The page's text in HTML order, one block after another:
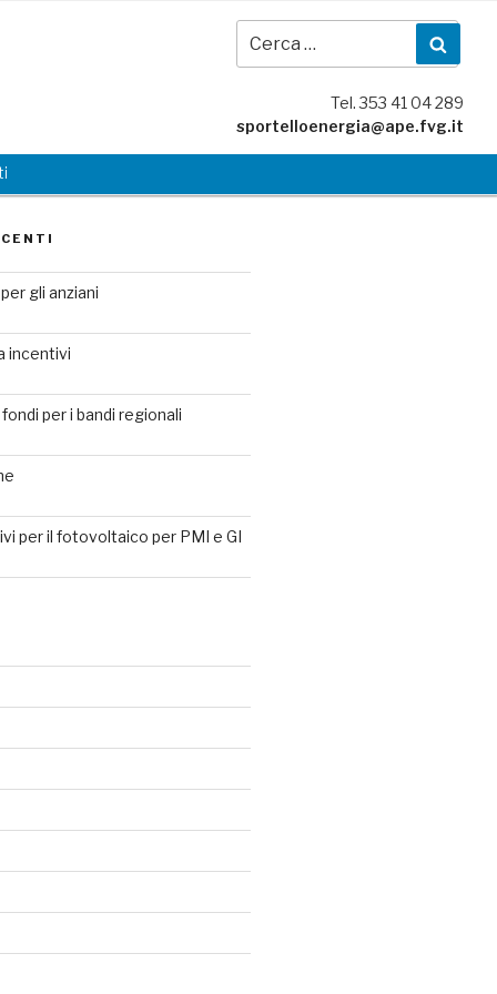
Tel. 353 41 04 289
sportelloenergia@ape.fvg.it
gli anziani
incentivi
per i bandi regionali
per il fotovoltaico per PMI e GI